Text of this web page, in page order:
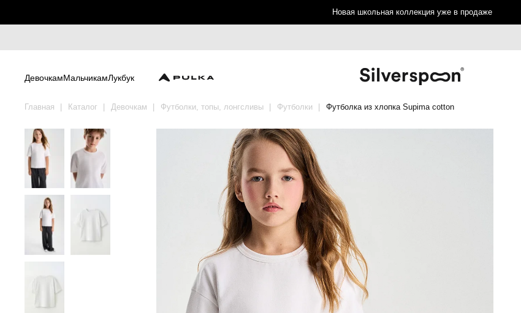
Новая школьная коллекция уже в продаже
ДевочкамМальчикамЛукбук
Главная Каталог Девочкам Футболки, топы, лонгсливы Футболки Футболка из хлопка Supima cotton